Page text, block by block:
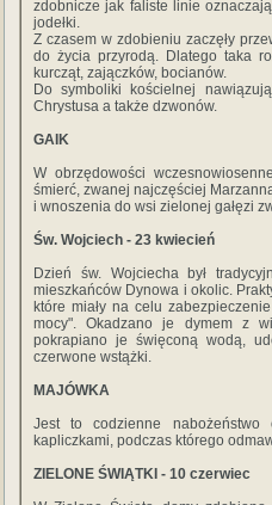
zdobnicze jak faliste linie
jodełki.
Z czasem w zdobieniu zaczęły
do życia przyrodą. Dlatego taka
kurcząt, zajączków, bocianów.
Do symboliki kościelnej
Chrystusa a także dzwonów.
GAIK
W obrzędowości
śmierć, zwanej najczęściej
i wnoszenia do wsi zielonej gałęzi
Św. Wojciech - 23 kwiecień
Dzień św. Wojciecha był
mieszkańców Dynowa i okolic.
które miały na celu
mocy". Okadzano je dymem z
pokrapiano je święconą wodą,
czerwone wstążki.
MAJÓWKA
Jest to codzienne
kapliczkami, podczas którego
ZIELONE ŚWIĄTKI - 10 czerwiec